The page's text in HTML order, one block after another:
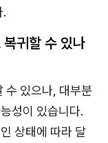
.
귀할 수 있나
수 있으나, 대부분
성이 있습니다.
상태에 따라 달